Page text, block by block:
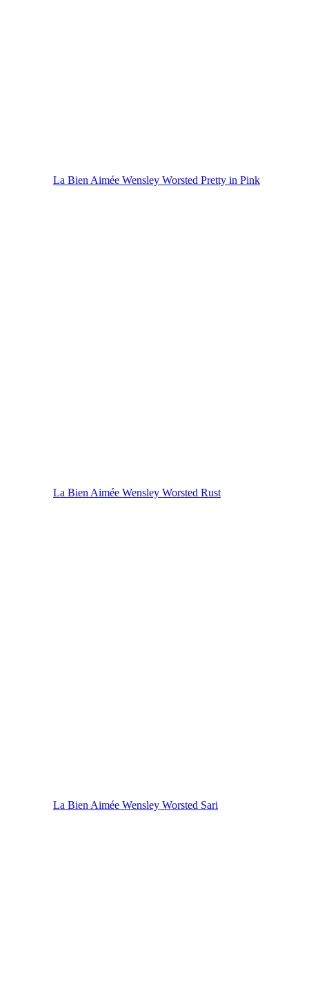
La Bien Aimée Wensley Worsted Pretty in Pink
La Bien Aimée Wensley Worsted Rust
La Bien Aimée Wensley Worsted Sari